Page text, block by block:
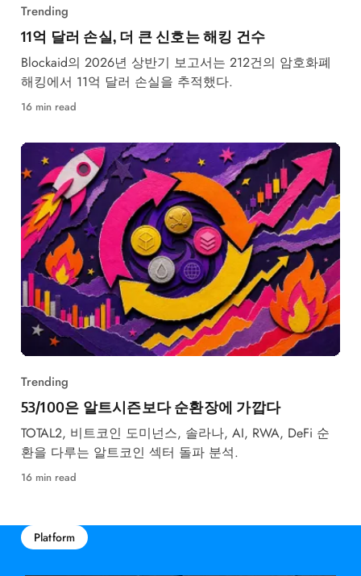
Trending
11억 달러 손실, 더 큰 신호는 해킹 건수
Blockaid의 2026년 상반기 보고서는 212건의 암호화폐
해킹에서 11억 달러 손실을 추적했다.
16 min read
Trending
53/100은 알트시즌보다 순환장에 가깝다
TOTAL2, 비트코인 도미넌스, 솔라나, AI, RWA, DeFi 순
환을 다루는 알트코인 섹터 돌파 분석.
16 min read
Platform